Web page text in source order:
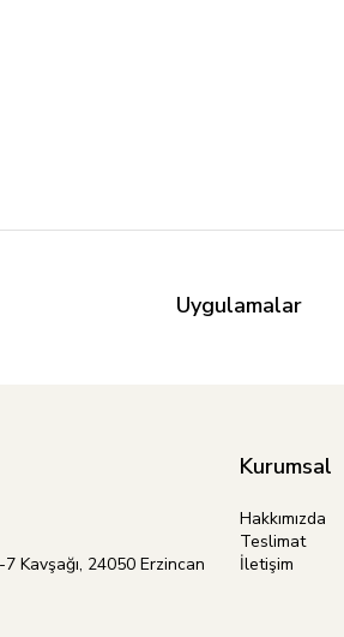
Uygulamalar
Kavşağı, 24050 Erzincan
Kurumsal
Hakkımızda
Teslimat
İletişim